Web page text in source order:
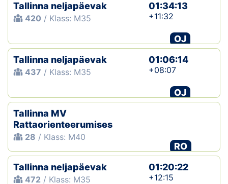
Tallinna neljapäevak
420 / Klass: M35
01:34:13
+11:32
OJ
Tallinna neljapäevak
437 / Klass: M35
01:06:14
+08:07
OJ
Tallinna MV
Rattaorienteerumises
28 / Klass: M40
RO
Tallinna neljapäevak
472 / Klass: M35
01:20:22
+12:15